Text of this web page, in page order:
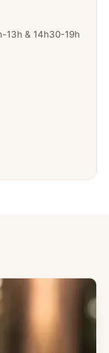
13h & 14h30-19h